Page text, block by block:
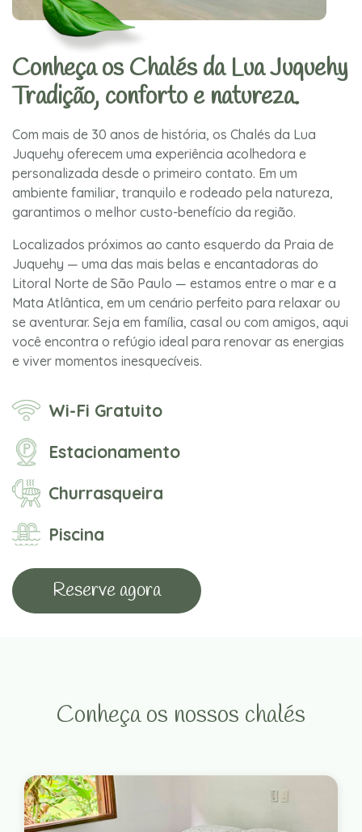
Conheça os Chalés da Lua Juquehy
Tradição, conforto e natureza.
Com mais de 30 anos de história, os Chalés da Lua
Juquehy oferecem uma experiência acolhedora e
personalizada desde o primeiro contato. Em um
ambiente familiar, tranquilo e rodeado pela natureza,
garantimos o melhor custo-benefício da região.
Localizados próximos ao canto esquerdo da Praia de
Juquehy — uma das mais belas e encantadoras do
Litoral Norte de São Paulo — estamos entre o mar e a
Mata Atlântica, em um cenário perfeito para relaxar ou
se aventurar. Seja em família, casal ou com amigos, aqui
você encontra o refúgio ideal para renovar as energias
e viver momentos inesquecíveis.
Wi-Fi Gratuito
Estacionamento
Churrasqueira
Piscina
Reserve agora
Conheça os nossos chalés